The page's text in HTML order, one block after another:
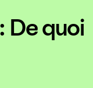
De quoi